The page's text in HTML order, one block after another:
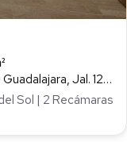
Av De Las Rosas 1297, Chapalita, 44500 Guadalajara, Jal. 1297, Chapalita, Guadalajara
Sol | 2 Recámaras